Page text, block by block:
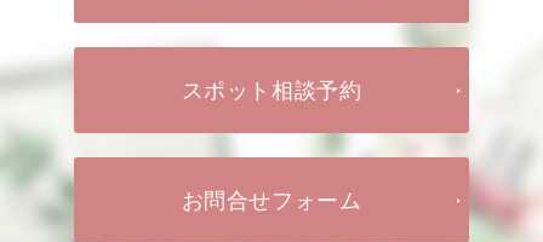
スポット相談予約
お問合せフォーム